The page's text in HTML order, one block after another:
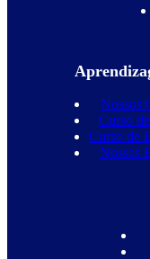
Nossos
Curso
Curso de
Nossas